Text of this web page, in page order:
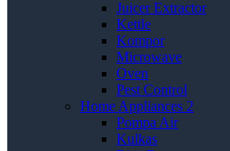
Juicer Extractor
Kettle
Kompor
Microwave
Oven
Pest Control
Home Appliances 2
Pompa Air
Kulkas